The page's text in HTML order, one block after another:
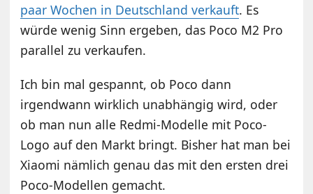
paar Wochen in Deutschland verkauft. Es
würde wenig Sinn ergeben, das Poco M2 Pro
parallel zu verkaufen.
Ich bin mal gespannt, ob Poco dann
irgendwann wirklich unabhängig wird, oder
ob man nun alle Redmi-Modelle mit Poco-
Logo auf den Markt bringt. Bisher hat man bei
Xiaomi nämlich genau das mit den ersten drei
Poco-Modellen gemacht.